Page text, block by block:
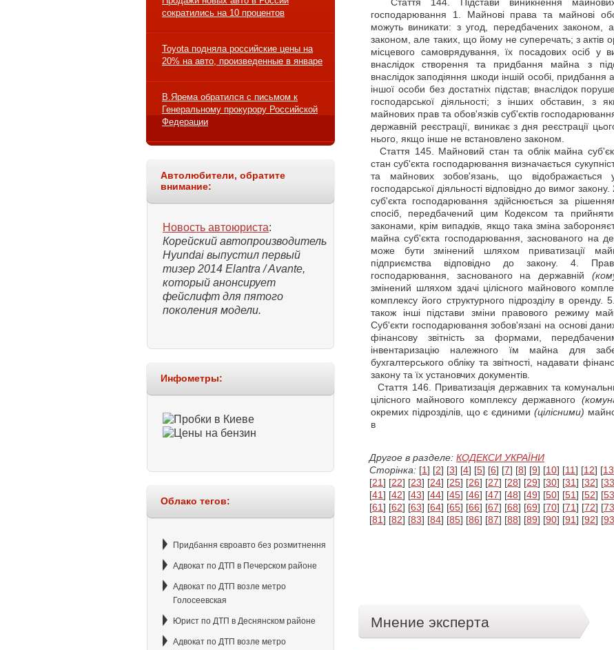
сократились на 10 процентов
Toyota подняла российские цены на
20% на авто, произведенные в январе
В.Ярема обратился с письмом к
Генеральному прокурору Российской
Федерации
Автолюбители, обратите
внимание:
Новость автоюриста:
Корейский автопроизводитель
Hyundai выпустил первый
тизер 2014 Elantra / Avante,
который анонсирует
фейслифт для пятого
поколения модели.
Инфометры:
Облако тегов:
Придбання євроавто без розмитнення
Адвокат по ДТП в Печерском районе
Адвокат по ДТП возле метро
Голосеевская
Юрист по ДТП в Деснянском районе
Адвокат по ДТП возле метро
господарювання 1. Майнові права та майнові
можуть виникати: з угод, передбачених законом,
законом, але таких, що йому не суперечать; з актів
місцевого самоврядування, їх посадових осіб у
внаслідок створення та придбання майна з
внаслідок заподіяння шкоди іншій особі,
іншої особи без достатніх підстав; внаслідок
господарської діяльності; з інших обставин, з
майнових прав та обов'язків суб'єктів
державній реєстрації, виникає з дня реєстрації
нього, якщо інше не встановлено законом.
Стаття 145. Майновий стан та облік майна
стан суб'єкта господарювання визначається
та майнових зобов'язань, що відображається
господарської діяльності відповідно до вимог
суб'єкта господарювання здійснюється за
спосіб, передбачений цим Кодексом та
законами, крім випадків, якщо така зміна
майна суб'єкта господарювання, заснованого на
може бути змінений шляхом приватизації
підприємства відповідно до закону. 4.
господарювання, заснованого на державній
змінений шляхом здачі цілісного майнового
комплексу його структурного підрозділу в
також інші підстави зміни правового режиму
Суб'єкти господарювання зобов'язані на основі
фінансову звітність за формами,
інвентаризацію належного їм майна для
бухгалтерського обліку та звітності, надавати
закону та їх установчих документів.
Стаття 146. Приватизація державних та
цілісного майнового комплексу державного
окремих підрозділів, що є єдиними (цілісними)
в
Другое в разделе: КОДЕКСИ УКРАЇНИ
Сторінка: [1] [2] [3] [4] [5] [6] [7] [8] [9] [10] [11] [12] [13
[21] [22] [23] [24] [25] [26] [27] [28] [29] [30] [31] [32] [33
[41] [42] [43] [44] [45] [46] [47] [48] [49] [50] [51] [52] [53
[61] [62] [63] [64] [65] [66] [67] [68] [69] [70] [71] [72] [73
[81] [82] [83] [84] [85] [86] [87] [88] [89] [90] [91] [92] [93
Мнение эксперта